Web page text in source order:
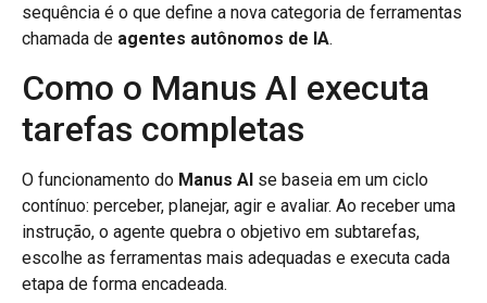
sequência é o que define a nova categoria de ferramentas
chamada de agentes autônomos de IA.
Como o Manus AI executa
tarefas completas
O funcionamento do Manus AI se baseia em um ciclo
contínuo: perceber, planejar, agir e avaliar. Ao receber uma
instrução, o agente quebra o objetivo em subtarefas,
escolhe as ferramentas mais adequadas e executa cada
etapa de forma encadeada.